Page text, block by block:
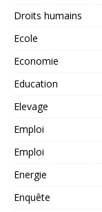
Droits humains
Ecole
Economie
Education
Elevage
Emploi
Emploi
Energie
Enquête